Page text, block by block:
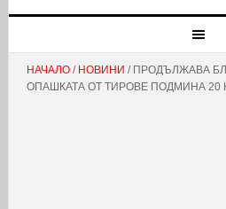
НАЧАЛО/ НОВИНИ / ПРОДЪЛЖАВА
ОПАШКАТА ОТ ТИРОВЕ ПОДМИНА 20